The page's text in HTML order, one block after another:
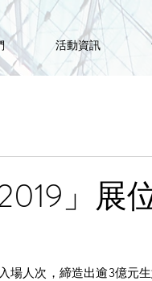
活動資訊
」展
場人次，締造出逾3億元